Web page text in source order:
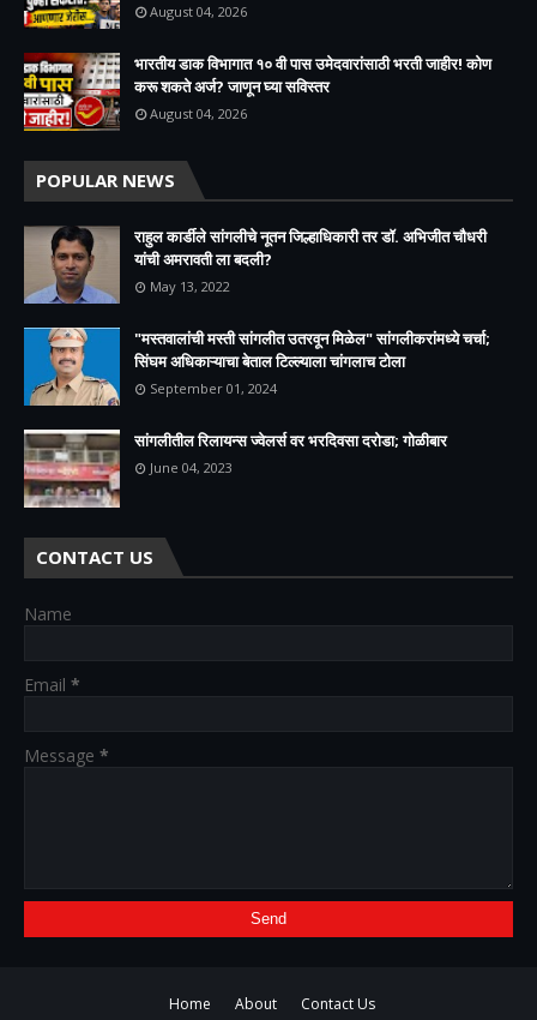
August 04, 2026
भारतीय डाक विभागात १० वी पास उमेदवारांसाठी भरती जाहीर! कोण
करू शकते अर्ज? जाणून घ्या सविस्तर
August 04, 2026
POPULAR NEWS
राहुल कार्डीले सांगलीचे नूतन जिल्हाधिकारी तर डॉ. अभिजीत चौधरी
यांची अमरावती ला बदली?
May 13, 2022
"मस्तवालांची मस्ती सांगलीत उतरवून मिळेल" सांगलीकरांमध्ये चर्चा;
सिंघम अधिकाऱ्याचा बेताल टिल्ल्याला चांगलाच टोला
September 01, 2024
सांगलीतील रिलायन्स ज्वेलर्स वर भरदिवसा दरोडा; गोळीबार
June 04, 2023
CONTACT US
Name
Email *
Message *
Home About Contact Us